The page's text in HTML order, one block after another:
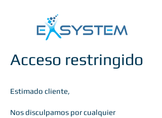
Acceso restringido
Estimado cliente,
Nos disculpamos por cualquier